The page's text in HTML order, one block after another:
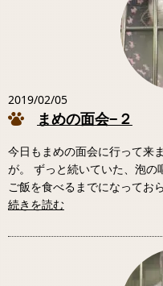
2019/02/05
まめの面会−２
今日もまめの面会に行って来
が。 ずっと続いていた、泡
ご飯を食べるまでになってお
続きを読む